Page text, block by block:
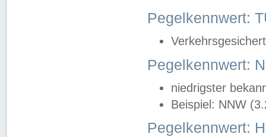
Pegelkennwert:
Pegelkennwert:
niedrigster
Beispiel: NNW
Pegelkennwert: